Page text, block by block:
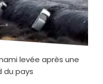
levée après une
du pays